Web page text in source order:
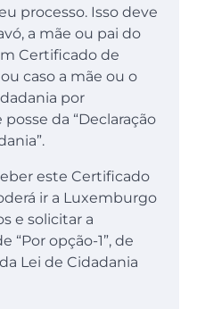
processo. Isso deve
a mãe ou pai do
Certificado de
caso a mãe ou o
por
da “Declaração
este Certificado
ir a Luxemburgo
e solicitar a
“Por opção-1”, de
Lei de Cidadania